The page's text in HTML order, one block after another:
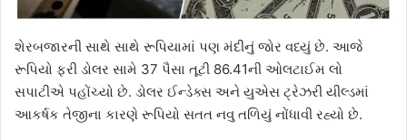
શેરબજારની સાથે સાથે રૂપિયામાં પણ મંદીનું જોર વધ્યું છે. આજે
રૂપિયો ફરી ડોલર સામે 37 પૈસા તૂટી 86.41ની ઓલટાઈમ લો
સપાટીએ પહોંચ્યો છે. ડોલર ઈન્ડેક્સ અને યુએસ ટ્રેઝરી યીલ્ડમાં
આકર્ષક તેજીના કારણે રૂપિયો સતત નવુ તળિયું નોંધાવી રહ્યો છે.